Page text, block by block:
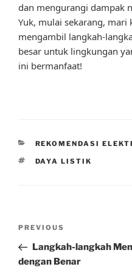
dan mengurangi dampak
Yuk, mulai sekarang, mari
mengambil langkah-
besar untuk lingkungan
ini bermanfaat!
CATEGORIES
REKOMENDASI
TAGS
DAYA LISTIK
Previous
Post
PREVIOUS
Langkah-langkah
dengan Benar